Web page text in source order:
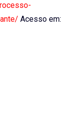
Acesso em: